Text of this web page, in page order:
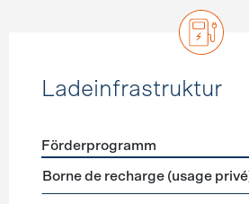
Ladeinfrastruktur
Förderprogramme
Förderprogramm
Borne de recharge (usage